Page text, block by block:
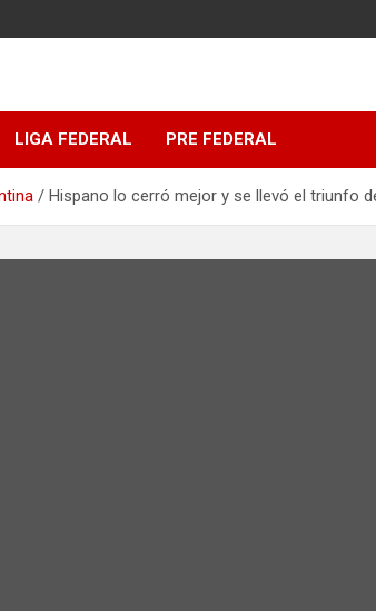
LIGA FEDERAL PRE FEDERAL
Hispano lo cerró mejor y se llevó el triunfo